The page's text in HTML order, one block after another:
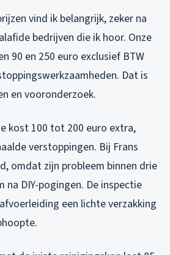
vind ik belangrijk, zeker na
bedrijven die ik hoor. Onze
90 en 250 euro exclusief BTW
Dat is
en vooronderzoek.
kost 100 tot 200 euro extra,
verstoppingen. Bij Frans
omdat zijn probleem binnen drie
na DIY-pogingen. De inspectie
een lichte verzakking